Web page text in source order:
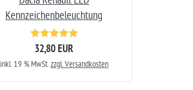
Kennzeichenbeleuchtung
32,80 EUR
inkl. 19 % MwSt.zzgl. Versandkosten